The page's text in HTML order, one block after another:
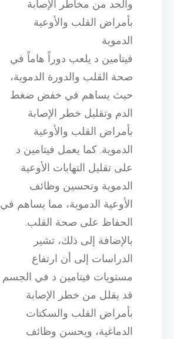
والحد من مخاطر الإصابة
بأمراض القلب والأوعية
الدموية
فيتامين د يلعب دوراً هاماً في
صحة القلب والدورة الدموية،
حيث يساهم في خفض ضغط
الدم وتقليل خطر الإصابة
بأمراض القلب والأوعية
الدموية. كما يعمل فيتامين د
على تقليل التهابات الأوعية
الدموية وتحسين وظائف
الأوعية الدموية، مما يساهم في
الحفاظ على صحة القلب.
بالإضافة إلى ذلك، تشير
الدراسات إلى أن ارتفاع
مستويات فيتامين د في الجسم
قد يقلل من خطر الإصابة
بأمراض القلب والسكتات
الدماغية، ويحسن وظائف